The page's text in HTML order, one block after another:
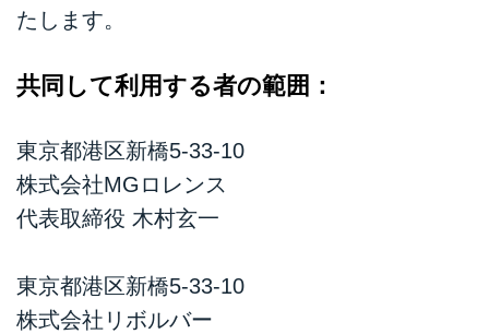
たします。
共同して利用する者の範囲：
東京都港区新橋5-33-10
株式会社MGロレンス
代表取締役 木村玄一
東京都港区新橋5-33-10
株式会社リボルバー